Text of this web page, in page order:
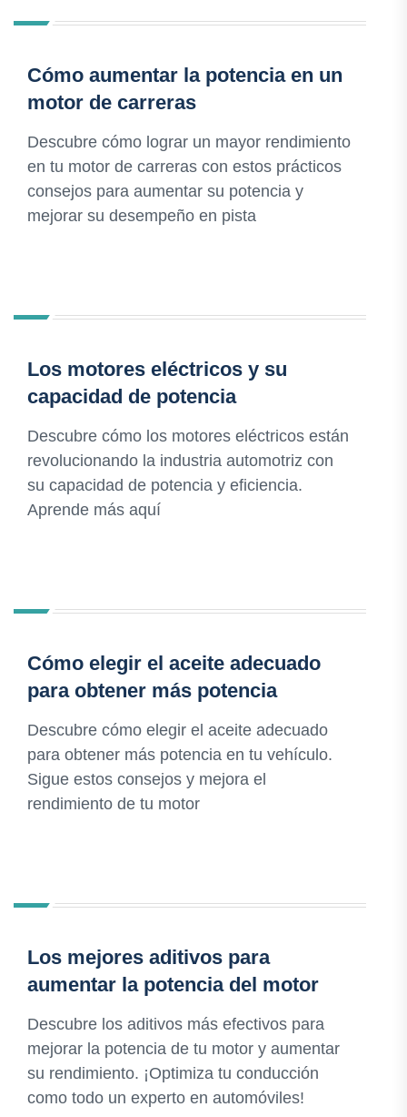
Cómo aumentar la potencia en un
motor de carreras
Descubre cómo lograr un mayor rendimiento
en tu motor de carreras con estos prácticos
consejos para aumentar su potencia y
mejorar su desempeño en pista
Los motores eléctricos y su
capacidad de potencia
Descubre cómo los motores eléctricos están
revolucionando la industria automotriz con
su capacidad de potencia y eficiencia.
Aprende más aquí
Cómo elegir el aceite adecuado
para obtener más potencia
Descubre cómo elegir el aceite adecuado
para obtener más potencia en tu vehículo.
Sigue estos consejos y mejora el
rendimiento de tu motor
Los mejores aditivos para
aumentar la potencia del motor
Descubre los aditivos más efectivos para
mejorar la potencia de tu motor y aumentar
su rendimiento. ¡Optimiza tu conducción
como todo un experto en automóviles!